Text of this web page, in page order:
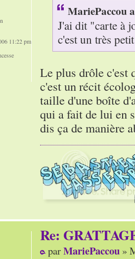
MariePaccou
J'ai dit "carte à
c'est un très
Le plus drôle c'est
c'est un récit
taille d'une boîte
qui a fait de lui en
dis ça de manière
11:22 pm
Re:
parMariePaccou »